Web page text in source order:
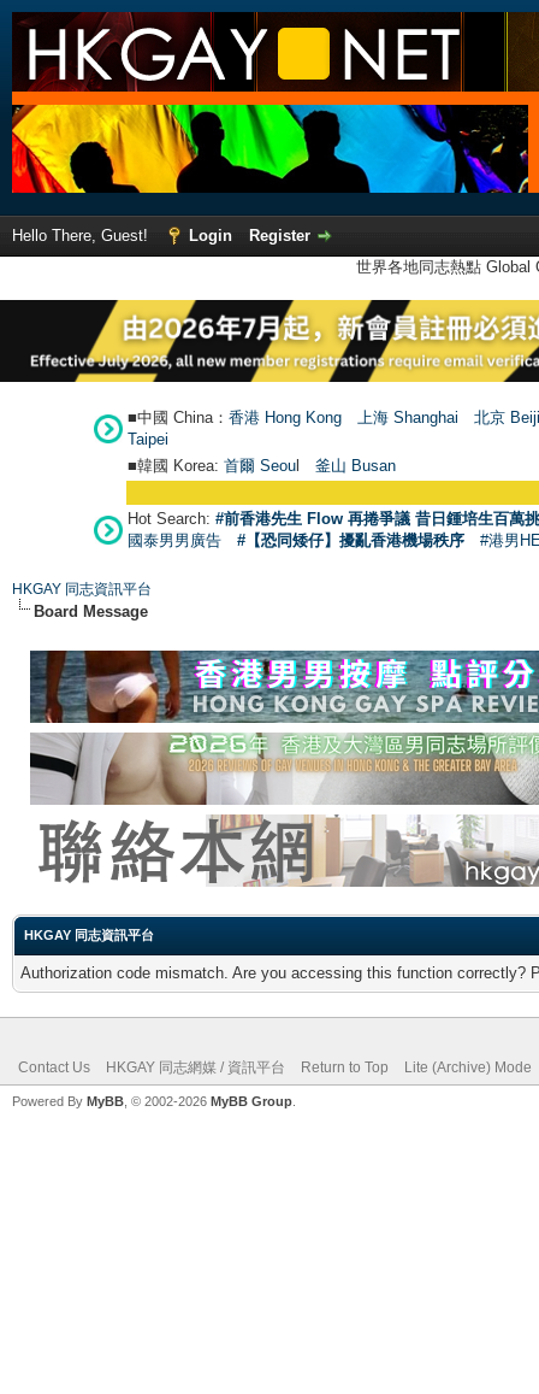
Hello There, Guest! Login
Register
世界各地同志熱點
■中國 China： 香港 Hong Kong 上海 Shanghai
北京
Taipei
■韓國 Korea: 首爾 Seoul 釜山 Busan
Hot Search: #前香港先生 Flow 再捲爭議 昔日鍾培生百萬
國泰男男廣告
#【恐同矮仔】擾亂香港機場秩序 #港男
HKGAY 同志資訊平台
Board Message
HKGAY 同志資訊平台
Authorization code mismatch. Are you accessing this function correctly?
Contact Us HKGAY 同志網媒 / 資訊平台 Return to Top Lite (Archive) Mode
Powered By MyBB , © 2002-2026 MyBB Group